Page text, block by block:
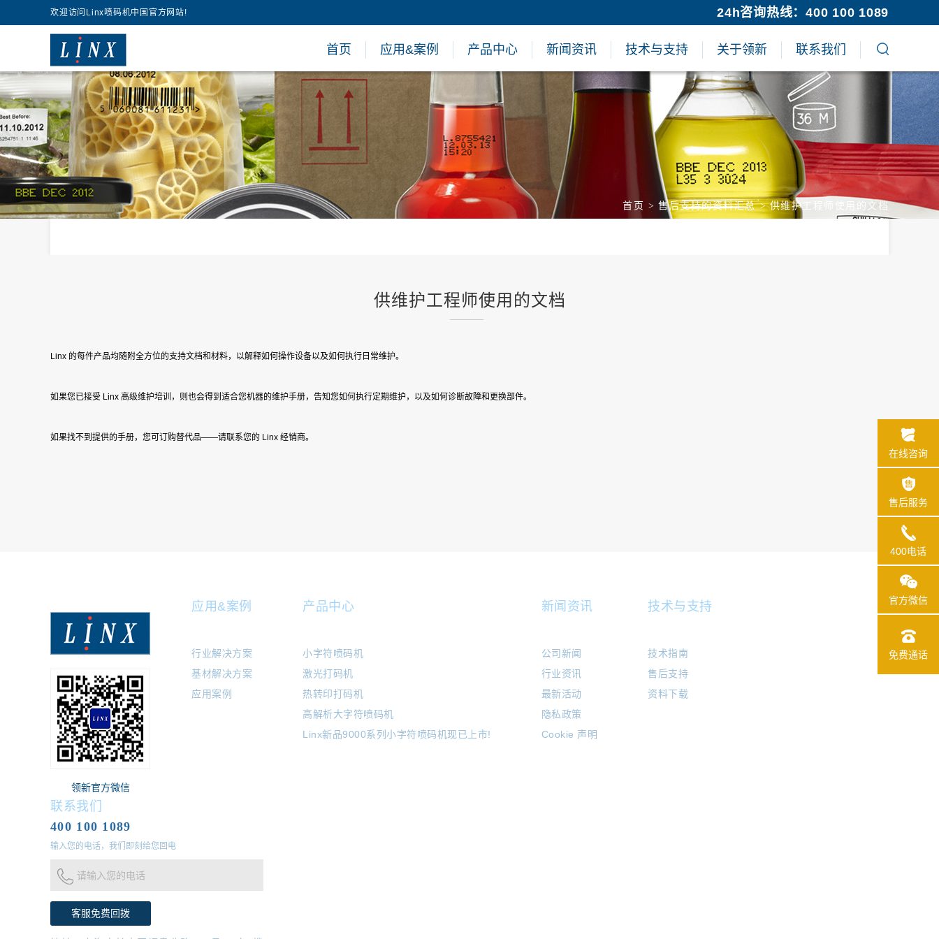
欢迎访问Linx喷码机中国官方网站! 24h咨询热线：400 100 1089
首页 应用&案例 产品中心 新闻资讯 技术与支持 关于领新 联系我们
首页 > 售后支持的资料汇总>供维护工程师使用的文档
供维护工程师使用的文档
Linx 的每件产品均随附全方位的支持文档和材料，以解释如何操作设备以及如何执行日常维护。
如果您已接受 Linx 高级维护培训，则也会得到适合您机器的维护手册，告知您如何执行定期维护，以及如何诊断故障和更换部件。
如果找不到提供的手册，您可订购替代品——请联系您的 Linx 经销商。
领新官方微信
应用&案例
行业解决方案
基材解决方案
应用案例
产品中心
小字符喷码机
激光打码机
热转印打码机
高解析大字符喷码机
Linx新品9000系列小字符喷码机现已上市!
新闻资讯
公司新闻
行业资讯
最新活动
隐私政策
Cookie 声明
技术与支持
技术指南
售后支持
资料下载
联系我们
400 100 1089
输入您的电话，我们即刻给您回电
请输入您的电话
在线咨询
售后服务
400电话
官方微信
免费通话